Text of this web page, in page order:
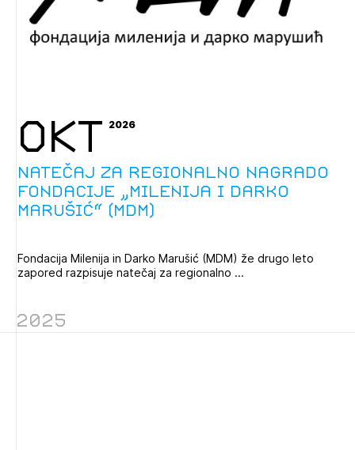
OKT 2026
Natečaj za regionalno nagrado
Fondacije „Milenija i Darko
Marušić“ (MDM)
Fondacija Milenija in Darko Marušić (MDM) že drugo leto
zapored razpisuje natečaj za regionalno ...
2025